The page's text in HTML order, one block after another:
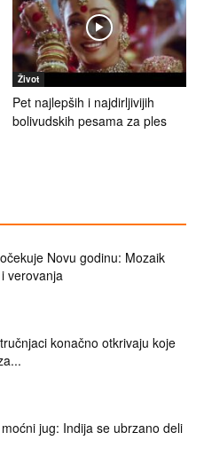
Život
Pet najlepših i najdirljivijih
bolivudskih pesama za ples
Novu godinu: Mozaik
verovanja
konačno otkrivaju koje
jug: Indija se ubrzano deli